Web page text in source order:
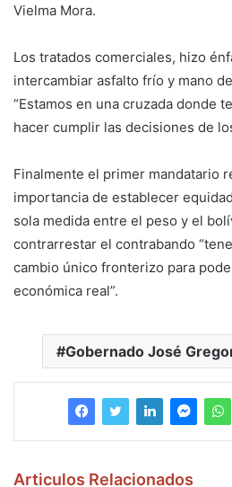
Vielma Mora.
Los tratados comerciales, hizo
intercambiar asfalto frío y mano
“Estamos en una cruzada donde
hacer cumplir las decisiones de
Finalmente el primer mandatario
importancia de establecer
sola medida entre el peso y el
contrarrestar el contrabando
cambio único fronterizo para
económica real”.
Gobernado José
Articulos Relacionados